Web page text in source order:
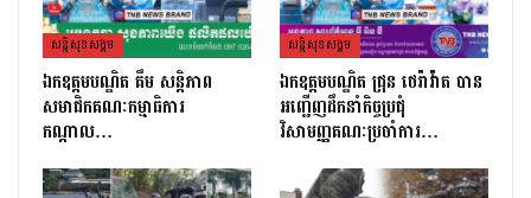
សន្តិសុខសង្គម
ឯកឧត្តមបណ្ឌិត គឹម សន្តិភាព
សមាជិកគណៈកម្មាធិការ
កណ្តាល…
សន្តិសុខសង្គម
ឯកឧត្តមបណ្ឌិត ជ្រុន ថេរ៉ាវ៉ាត បាន
អញ្ជើញដឹកនាំកិច្ចប្រជុំ
វិសាមញ្ញគណៈប្រចាំការ…